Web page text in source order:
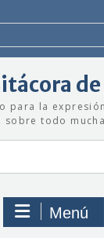
de
para la
sobre todo
Menú